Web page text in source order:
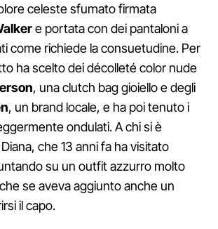
celeste sfumato firmata
e portata con dei pantaloni a
come richiede la consuetudine. Per
ha scelto dei décolleté color nude
, una clutch bag gioiello e degli
, un brand locale, e ha poi tenuto i
ondulati. A chi si è
che 13 anni fa ha visitato
su un outfit azzurro molto
se aveva aggiunto anche un
il capo.